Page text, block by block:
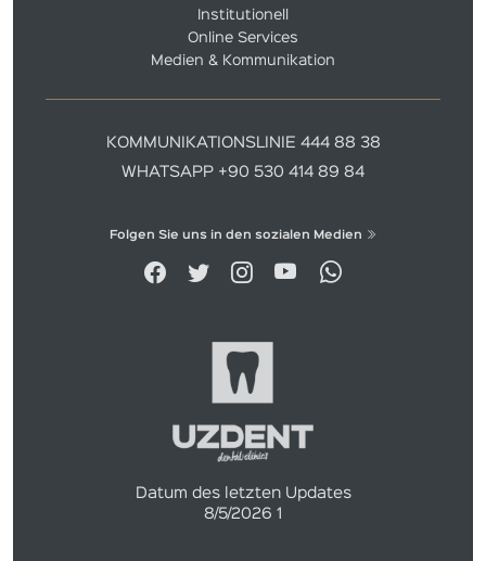
Institutionell
Online Services
Medien & Kommunikation
KOMMUNIKATIONSLINIE 444 88 38
WHATSAPP +90 530 414 89 84
Folgen Sie uns in den sozialen Medien
Datum des letzten Updates
8/5/2026 1